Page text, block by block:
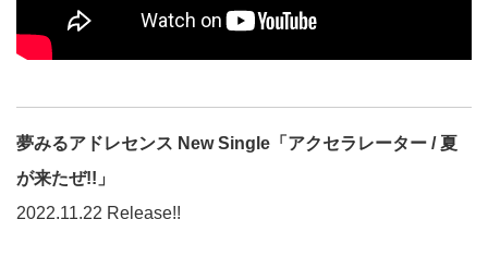
夢みるアドレセンス New Single「アクセラレーター / 夏
が来たぜ!!」
2022.11.22 Release!!